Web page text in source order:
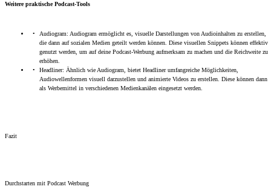
Weitere praktische Podcast-Tools
Audiogram: Audiogram ermöglicht es, visuelle Darstellungen von Audioinhalten zu erstellen,
die dann auf sozialen Medien geteilt werden können. Diese visuellen Snippets können effektiv
genutzt werden, um auf deine Podcast-Werbung aufmerksam zu machen und die Reichweite zu
erhöhen.
Headliner: Ähnlich wie Audiogram, bietet Headliner umfangreiche Möglichkeiten,
Audiowellenformen visuell darzustellen und animierte Videos zu erstellen. Diese können dann
als Werbemittel in verschiedenen Medienkanälen eingesetzt werden.
Fazit
Durchstarten mit Podcast Werbung